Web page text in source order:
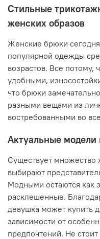
Стильные
женских образов
Женские брюки
популярной одежды
возрастов. Все потому,
удобными,
что брюки
разными вещами из
востребованными во
Актуальные модели
Существует множество
выбирают
Модными остаются как
расклешенные.
девушка может купить
зависимости от
предпочтений. Не